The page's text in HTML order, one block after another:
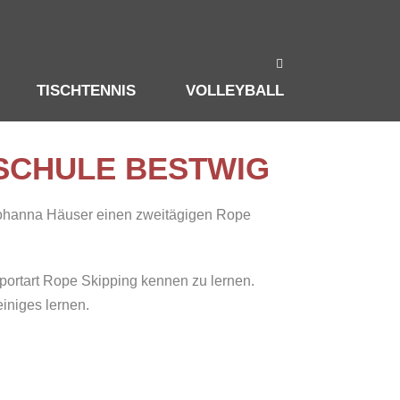
TISCHTENNIS VOLLEYBALL
BESTWIG
Häuser einen zweitägigen Rope
Rope Skipping kennen zu lernen.
lernen.